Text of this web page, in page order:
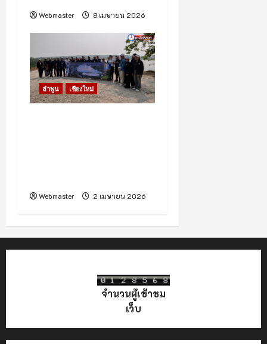
Webmaster 8 เมษายน 2026
ลำพูน เชียงใหม่
Webmaster 2 เมษายน 2026
จำนวนผู้เข้าชม
เว็บ